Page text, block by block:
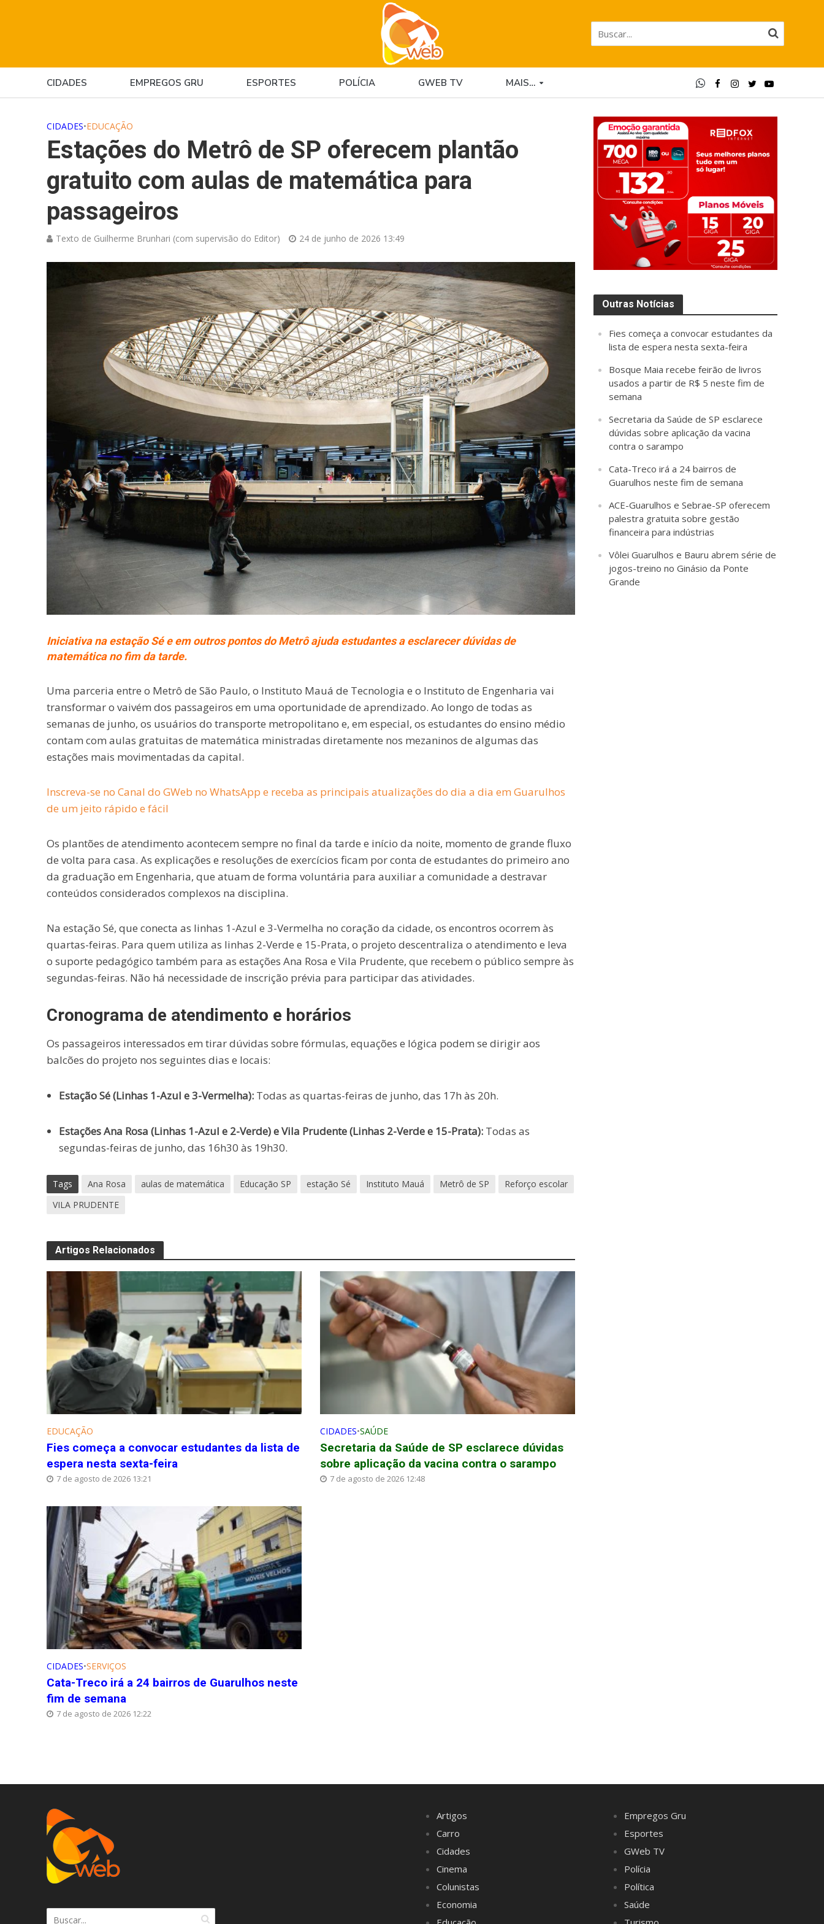
CIDADES EMPREGOS GRU ESPORTES POLÍCIA GWEB TV MAIS…
CIDADES•EDUCAÇÃO
Estações do Metrô de SP oferecem plantão
gratuito com aulas de matemática para
passageiros
Texto de Guilherme Brunhari (com supervisão do Editor) 24 de junho de 2026 13:49
Iniciativa na estação Sé e em outros pontos do Metrô ajuda estudantes a esclarecer dúvidas de
matemática no fim da tarde.
Uma parceria entre o Metrô de São Paulo, o Instituto Mauá de Tecnologia e o Instituto de Engenharia vai
transformar o vaivém dos passageiros em uma oportunidade de aprendizado. Ao longo de todas as
semanas de junho, os usuários do transporte metropolitano e, em especial, os estudantes do ensino médio
contam com aulas gratuitas de matemática ministradas diretamente nos mezaninos de algumas das
estações mais movimentadas da capital.
Inscreva-se no Canal do GWeb no WhatsApp e receba as principais atualizações do dia a dia em Guarulhos
de um jeito rápido e fácil
Os plantões de atendimento acontecem sempre no final da tarde e início da noite, momento de grande fluxo
de volta para casa. As explicações e resoluções de exercícios ficam por conta de estudantes do primeiro ano
da graduação em Engenharia, que atuam de forma voluntária para auxiliar a comunidade a destravar
conteúdos considerados complexos na disciplina.
Na estação Sé, que conecta as linhas 1-Azul e 3-Vermelha no coração da cidade, os encontros ocorrem às
quartas-feiras. Para quem utiliza as linhas 2-Verde e 15-Prata, o projeto descentraliza o atendimento e leva
o suporte pedagógico também para as estações Ana Rosa e Vila Prudente, que recebem o público sempre às
segundas-feiras. Não há necessidade de inscrição prévia para participar das atividades.
Cronograma de atendimento e horários
Os passageiros interessados em tirar dúvidas sobre fórmulas, equações e lógica podem se dirigir aos
balcões do projeto nos seguintes dias e locais:
Estação Sé (Linhas 1-Azul e 3-Vermelha):Todas as quartas-feiras de junho, das 17h às 20h.
Estações Ana Rosa (Linhas 1-Azul e 2-Verde) e Vila Prudente (Linhas 2-Verde e 15-Prata):Todas as
segundas-feiras de junho, das 16h30 às 19h30.
Tags Ana Rosa aulas de matemática Educação SP estação Sé Instituto Mauá Metrô de SP
Reforço escolar
VILA PRUDENTE
Artigos Relacionados
EDUCAÇÃO
Fies começa a convocar estudantes da lista de
espera nesta sexta-feira
7 de agosto de 2026 13:21
CIDADES•SAÚDE
Secretaria da Saúde de SP esclarece dúvidas
sobre aplicação da vacina contra o sarampo
7 de agosto de 2026 12:48
CIDADES•SERVIÇOS
Cata-Treco irá a 24 bairros de Guarulhos neste
fim de semana
7 de agosto de 2026 12:22
Outras Notícias
Fies começa a convocar estudantes da
lista de espera nesta sexta-feira
Bosque Maia recebe feirão de livros
usados a partir de R$ 5 neste fim de
semana
Secretaria da Saúde de SP esclarece
dúvidas sobre aplicação da vacina
contra o sarampo
Cata-Treco irá a 24 bairros de
Guarulhos neste fim de semana
ACE-Guarulhos e Sebrae-SP oferecem
palestra gratuita sobre gestão
financeira para indústrias
Vôlei Guarulhos e Bauru abrem série de
jogos-treino no Ginásio da Ponte
Grande
Artigos
Carro
Cidades
Cinema
Colunistas
Economia
Empregos Gru
Esportes
GWeb TV
Polícia
Política
Saúde